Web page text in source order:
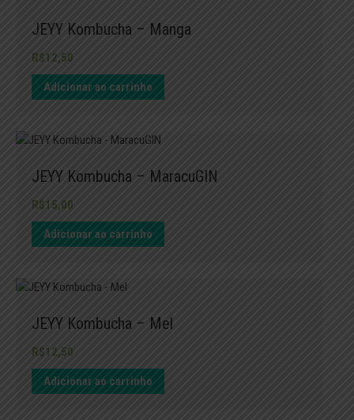
JEYY Kombucha – Manga
R$12,50
Adicionar ao carrinho
JEYY Kombucha – MaracuGIN
R$15,00
Adicionar ao carrinho
JEYY Kombucha – Mel
R$12,50
Adicionar ao carrinho